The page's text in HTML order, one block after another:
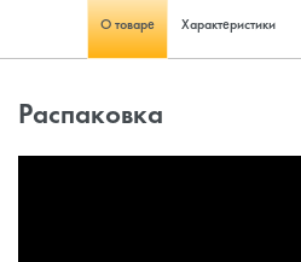
О товаре Характеристики
Распаковка